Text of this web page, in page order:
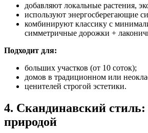
добавляют локальные растения,
используют энергосберегающие
комбинируют классику с
симметричные дорожки +
Подходит для:
больших участков (от 10 соток);
домов в традиционном или
ценителей строгой эстетики.
4. Скандинавский стиль:
природой